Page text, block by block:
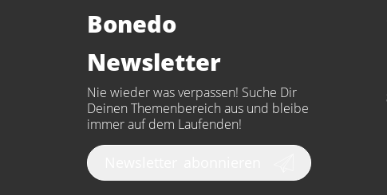
Bonedo
Newsletter
Nie wieder was verpassen! Suche Dir
Deinen Themenbereich aus und bleibe
immer auf dem Laufenden!